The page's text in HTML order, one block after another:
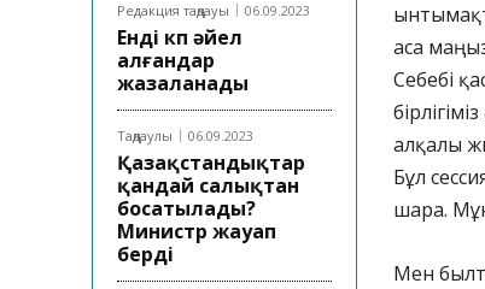
Редакция таңдауы 06.09.2023
Енді көп әйел
алғандар
жазаланады
Таңдаулы 06.09.2023
Қазақстандықтар
қандай салықтан
босатылады?
Министр жауап
берді
аса
Себебі
алқалы
Бұл
шара.
Мен